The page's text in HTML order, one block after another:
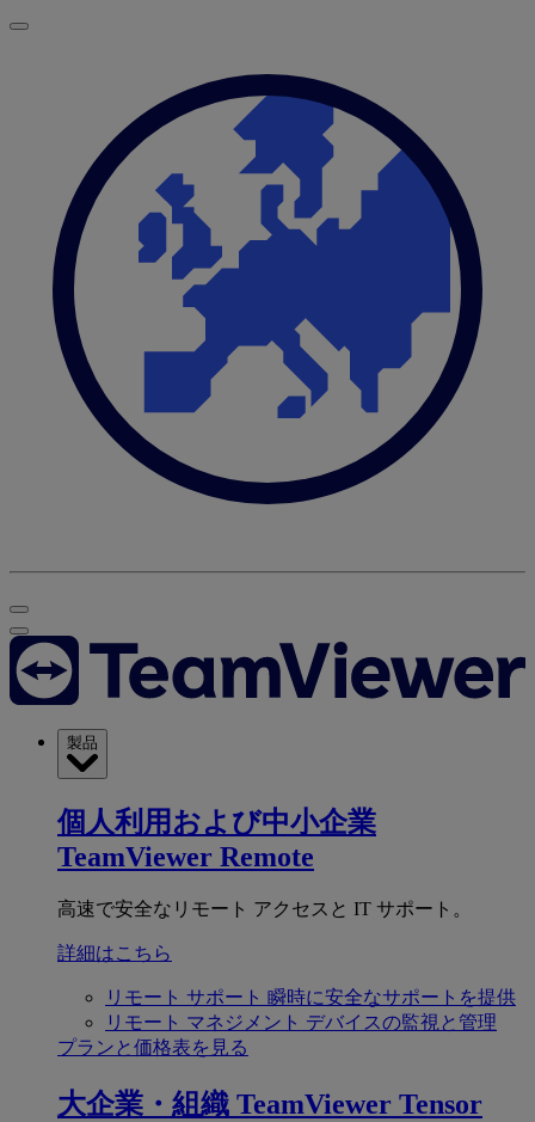
製品
個人利用および中小企業
TeamViewer Remote
高速で安全なリモート アクセスと IT サポート。
詳細はこちら
リモート サポート 瞬時に安全なサポートを提供
リモート マネジメント デバイスの監視と管理
プランと価格表を見る
大企業・組織 TeamViewer Tensor